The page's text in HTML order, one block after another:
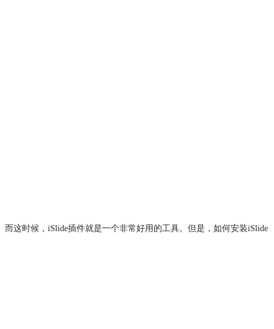
这时候，iSlide插件就是一个非常好用的工具。但是，如何安装iSlide